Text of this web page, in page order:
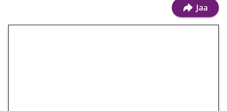
Jaa